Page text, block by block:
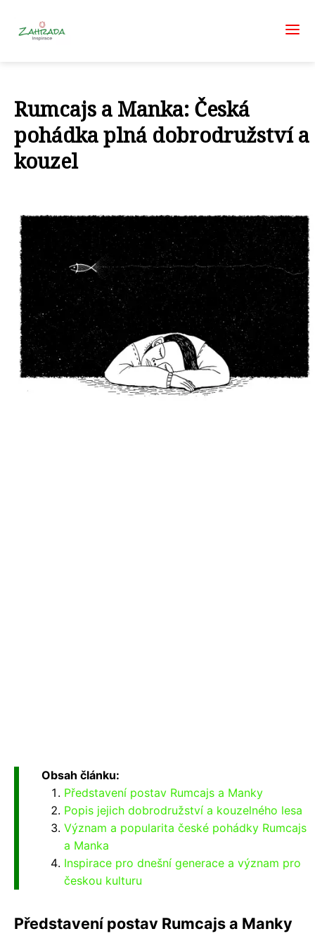
Rumcajs a Manka: Česká
pohádka plná dobrodružství a
kouzel
Obsah článku:
Představení postav Rumcajs a Manky
Popis jejich dobrodružství a kouzelného lesa
Význam a popularita české pohádky Rumcajs
a Manka
Inspirace pro dnešní generace a význam pro
českou kulturu
Představení postav Rumcajs a Manky